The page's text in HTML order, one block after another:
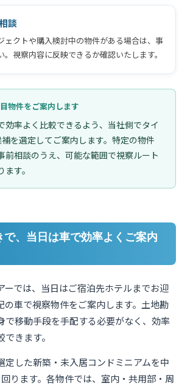
談
ェクトや購入検討中の物件がある場合は、事
視察内容に反映できるか確認いたします。
物件をご案内します
効率よく比較できるよう、当社側でタイ
を選定してご案内します。特定の物件
前相談のうえ、可能な範囲で視察ルート
す。
で、当日は車で効率よくご案内
ーでは、当日はご宿泊先ホテルまでお迎
の車で視察物件をご案内します。土地勘
で移動手段を手配する必要がなく、効率
きます。
定した新築・未入居コンドミニアムを中
ります。各物件では、室内・共用部・周